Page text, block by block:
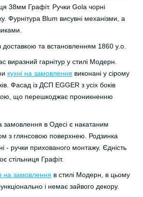
38мм Графіт. Ручки Gola чорні
Фурнітура Blum висувні механізми, а
доставкою та встановленням 1860 у.о.
виразний гарнітур у стилі Модерн.
кухні на замовлення виконані у сірому
Фасад із ДСП EGGER з усіх боків
що перешкоджає проникненню
замовлення в Одесі є накатаним
з глянсовою поверхнею. Родзинка
- ручки прихованого монтажу. Єдність
стільниця Графіт.
на замовлення в стилі Модерн, в цьому
і немає зайвого декору.